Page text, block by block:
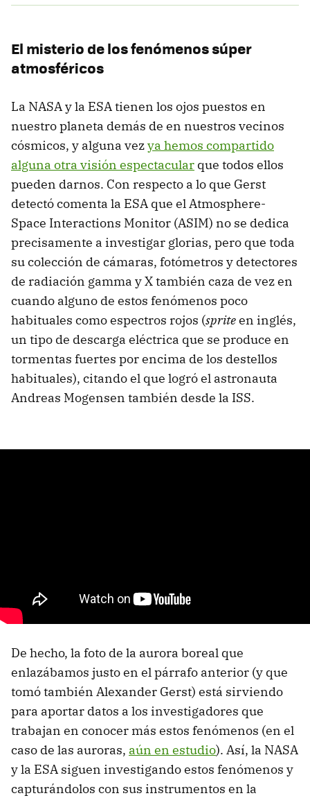
El misterio de los fenómenos súper
atmosféricos
La NASA y la ESA tienen los ojos puestos en
nuestro planeta demás de en nuestros vecinos
cósmicos, y alguna vezya hemos compartido
alguna otra visión espectacular que todos ellos
pueden darnos. Con respecto a lo que Gerst
detectó comenta la ESA que el Atmosphere-
Space Interactions Monitor (ASIM) no se dedica
precisamente a investigar glorias, pero que toda
su colección de cámaras, fotómetros y detectores
de radiación gamma y X también caza de vez en
cuando alguno de estos fenómenos poco
habituales como espectros rojos (spriteen inglés,
un tipo de descarga eléctrica que se produce en
tormentas fuertes por encima de los destellos
habituales), citando el que logró el astronauta
Andreas Mogensen también desde la ISS.
De hecho, la foto de la aurora boreal que
enlazábamos justo en el párrafo anterior (y que
tomó también Alexander Gerst) está sirviendo
para aportar datos a los investigadores que
trabajan en conocer más estos fenómenos (en el
caso de las auroras, aún en estudio). Así, la NASA
y la ESA siguen investigando estos fenómenos y
capturándolos con sus instrumentos en la